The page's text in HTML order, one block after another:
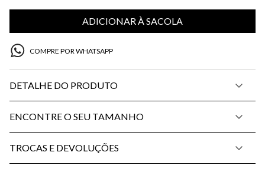
ADICIONAR À SACOLA
COMPRE POR WHATSAPP
DETALHE DO PRODUTO
ENCONTRE O SEU TAMANHO
TROCAS E DEVOLUÇÕES